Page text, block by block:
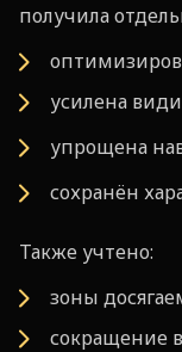
получила
усилена
упрощена
сохранён
Также учтено:
зоны
сокращение